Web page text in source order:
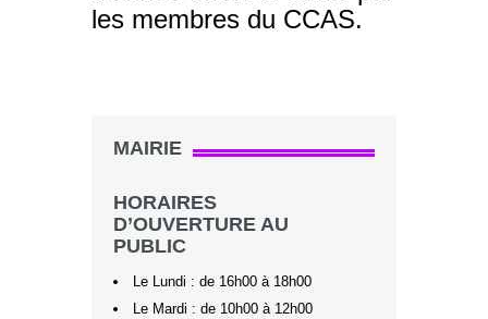
les membres du CCAS.
MAIRIE
HORAIRES
D’OUVERTURE AU
PUBLIC
Le Lundi : de 16h00 à 18h00
Le Mardi : de 10h00 à 12h00